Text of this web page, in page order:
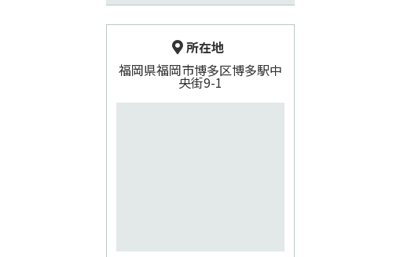
所在地
福岡県福岡市博多区博多駅中
央街9-1